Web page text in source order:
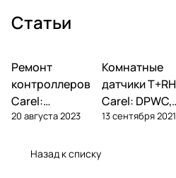
Статьи
Автоматика и
контроллеры
Ремонт
контроллеров
Carel:
диагностика
поломок и
20 августа 2023
Автоматика и
контроллеры
Комнатные
датчики T+RH
Carel: DPWC,
DPDC, ASWC —
13 сентября 2021
Назад к списку